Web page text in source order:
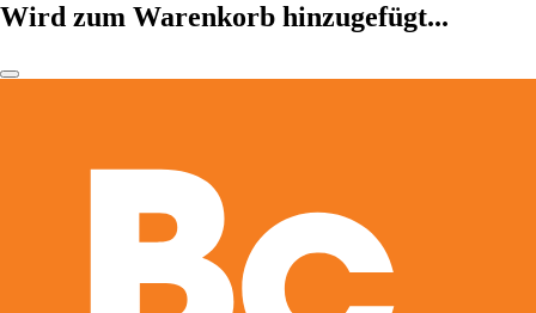
Wird zum Warenkorb hinzugefügt...